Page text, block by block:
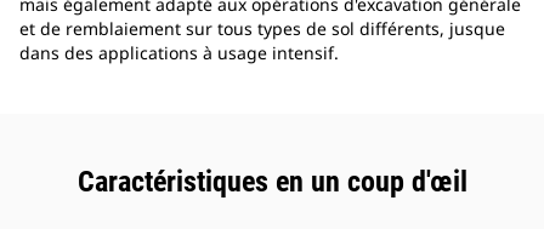
mais également adapté aux opérations d'excavation générale
et de remblaiement sur tous types de sol différents, jusque
dans des applications à usage intensif.
Caractéristiques en un coup d'œil